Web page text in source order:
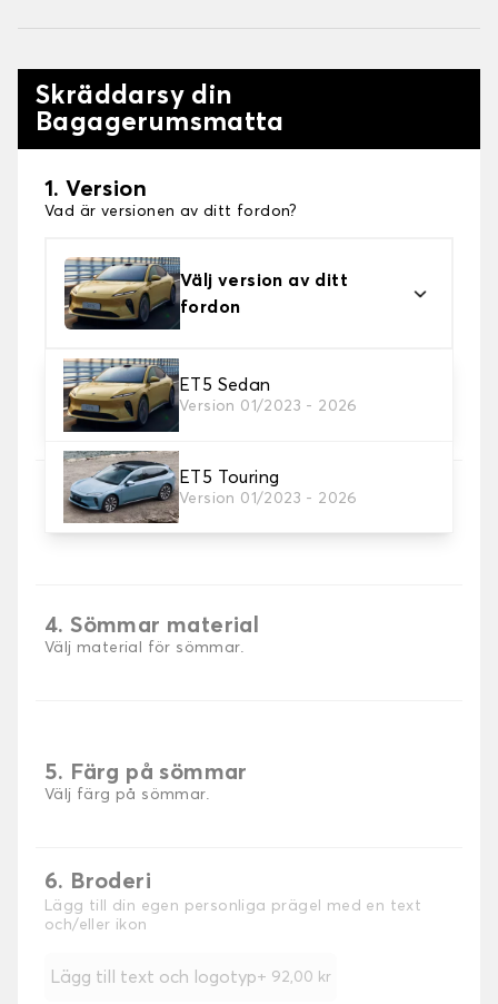
Skräddarsy din
Bagagerumsmatta
1. Version
Vad är versionen av ditt fordon?
Välj version av ditt
fordon
ET5 Sedan
Version 01/2023 - 2026
ET5 Touring
Version 01/2023 - 2026
2. Material
Välj material för din stövelmatta.
3. Färger på mattor
Välj färg på din matta bagageutrymme.
4. Sömmar material
Välj material för sömmar.
5. Färg på sömmar
Välj färg på sömmar.
6. Broderi
Lägg till din egen personliga prägel med en text
och/eller ikon
Lägg till text och logotyp+ 92,00 kr